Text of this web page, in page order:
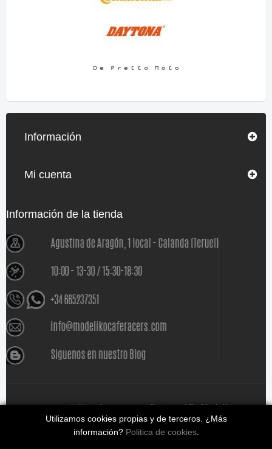
Información
Mi cuenta
Información de la tienda
Utilizamos cookies propias y de terceros. ¿Más
información? Politica de cookies.
www.modelikocaferacers.com Designed By Modeliko